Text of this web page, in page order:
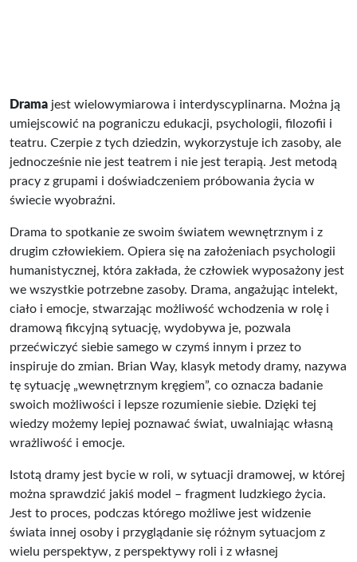
Drama jest wielowymiarowa i interdyscyplinarna. Można ją
umiejscowić na pograniczu edukacji, psychologii, filozofii i
teatru. Czerpie z tych dziedzin, wykorzystuje ich zasoby, ale
jednocześnie nie jest teatrem i nie jest terapią. Jest metodą
pracy z grupami i doświadczeniem próbowania życia w
świecie wyobraźni.
Drama to spotkanie ze swoim światem wewnętrznym i z
drugim człowiekiem. Opiera się na założeniach psychologii
humanistycznej, która zakłada, że człowiek wyposażony jest
we wszystkie potrzebne zasoby. Drama, angażując intelekt,
ciało i emocje, stwarzając możliwość wchodzenia w rolę i
dramową fikcyjną sytuację, wydobywa je, pozwala
przećwiczyć siebie samego w czymś innym i przez to
inspiruje do zmian. Brian Way, klasyk metody dramy, nazywa
tę sytuację „wewnętrznym kręgiem”, co oznacza badanie
swoich możliwości i lepsze rozumienie siebie. Dzięki tej
wiedzy możemy lepiej poznawać świat, uwalniając własną
wrażliwość i emocje.
Istotą dramy jest bycie w roli, w sytuacji dramowej, w której
można sprawdzić jakiś model – fragment ludzkiego życia.
Jest to proces, podczas którego możliwe jest widzenie
świata innej osoby i przyglądanie się różnym sytuacjom z
wielu perspektyw, z perspektywy roli i z własnej